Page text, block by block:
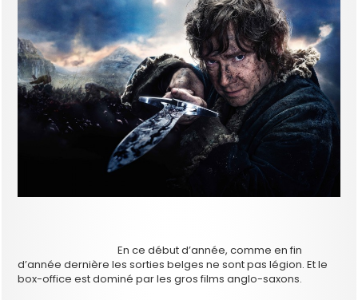
En ce début d’année, comme en fin
d’année dernière les sorties belges ne sont pas légion. Et le
box-office est dominé par les gros films anglo-saxons.